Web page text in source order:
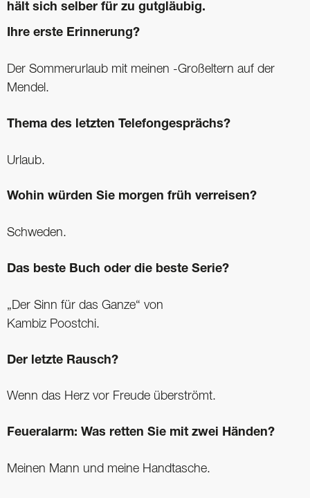
hält sich selber für zu gutgläubig.
Ihre erste Erinnerung?
Der Sommerurlaub mit meinen -Großeltern auf der
Mendel.
Thema des letzten Telefongesprächs?
Urlaub.
Wohin würden Sie morgen früh verreisen?
Schweden.
Das beste Buch oder die beste Serie?
„Der Sinn für das Ganze“ von
Kambiz Poostchi.
Der letzte Rausch?
Wenn das Herz vor Freude überströmt.
Feueralarm: Was retten Sie mit zwei Händen?
Meinen Mann und meine Handtasche.